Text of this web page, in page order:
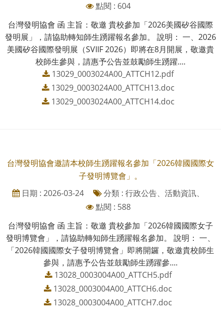
點閱 : 604
台灣發明協會 函 主旨：敬邀 貴校參加「2026美國矽谷國際
發明展」，請協助轉知師生踴躍報名參加。 說明： 一、2026
美國矽谷國際發明展（SVIIF 2026）即將在8月開展，敬邀貴
校師生參與，請惠予公告並鼓勵師生踴躍....
13029_0003024A00_ATTCH12.pdf
13029_0003024A00_ATTCH13.doc
13029_0003024A00_ATTCH14.doc
台灣發明協會邀請本校師生踴躍報名參加「2026韓國國際女
子發明博覽會」。
日期 : 2026-03-24
分類 : 行政公告、活動資訊、
點閱 : 588
台灣發明協會 函 主旨：敬邀 貴校參加「2026韓國國際女子
發明博覽會」，請協助轉知師生踴躍報名參加。 說明： 一、
「2026韓國國際女子發明博覽會」即將開鑼，敬邀貴校師生
參與，請惠予公告並鼓勵師生踴躍參....
13028_0003004A00_ATTCH5.pdf
13028_0003004A00_ATTCH6.doc
13028_0003004A00_ATTCH7.doc